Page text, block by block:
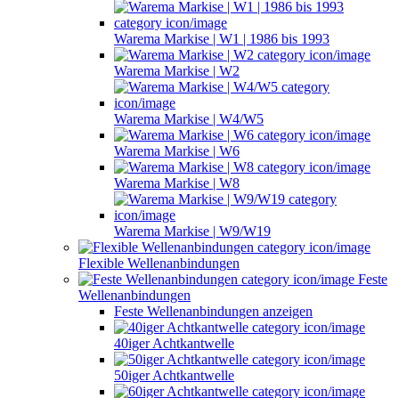
Warema Markise | W1 | 1986 bis 1993
Warema Markise | W2
Warema Markise | W4/W5
Warema Markise | W6
Warema Markise | W8
Warema Markise | W9/W19
Flexible Wellenanbindungen
Feste
Wellenanbindungen
Feste Wellenanbindungen anzeigen
40iger Achtkantwelle
50iger Achtkantwelle